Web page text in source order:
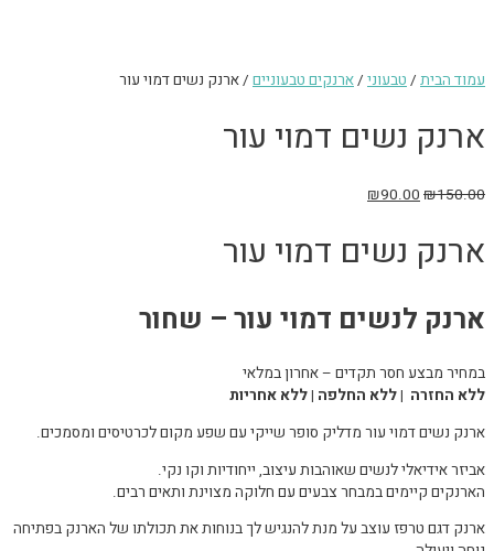
עמוד הבית / טבעוני /ארנקים טבעוניים / ארנק נשים דמוי עור
ארנק נשים דמוי עור
₪150.00
₪90.00
ארנק נשים דמוי עור
ארנק לנשים דמוי עור – שחור
במחיר מבצע חסר תקדים – אחרון במלאי
ללא החזרה | ללא החלפה | ללא אחריות
ארנק נשים דמוי עור מדליק סופר שייקי עם שפע מקום לכרטיסים ומסמכים.
אביזר אידיאלי לנשים שאוהבות עיצוב, ייחודיות וקו נקי.
הארנקים קיימים במבחר צבעים עם חלוקה מצוינת ותאים רבים.
ארנק דגם טרפז עוצב על מנת להנגיש לך בנוחות את תכולתו של הארנק בפתיחה